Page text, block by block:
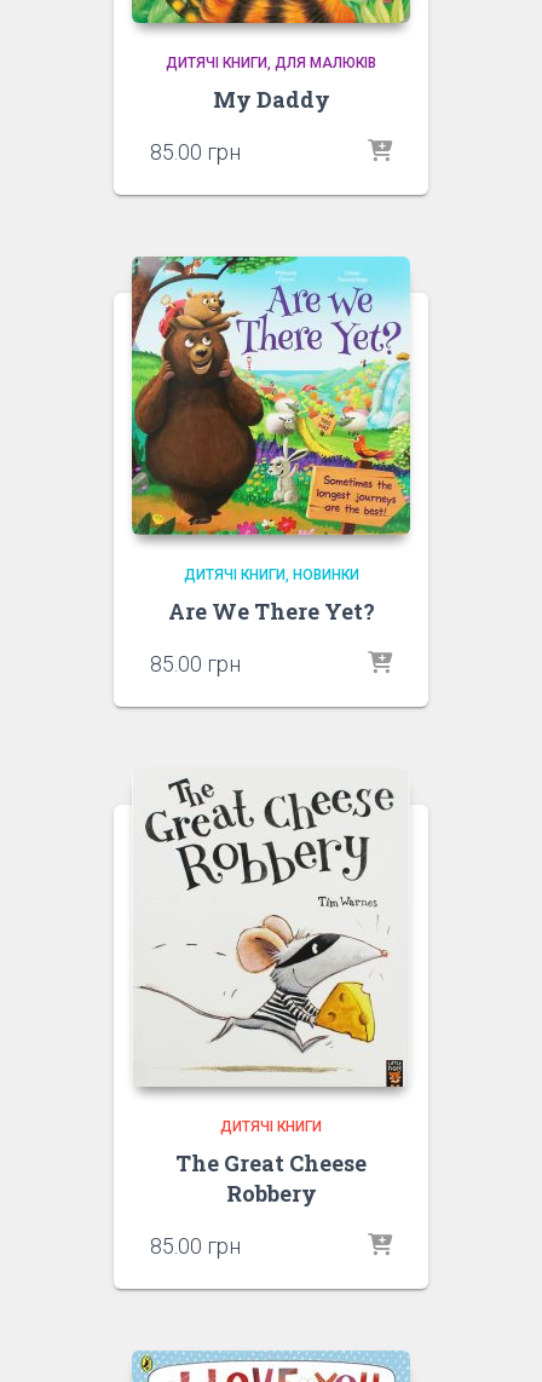
ДИТЯЧІ КНИГИ ДЛЯ МАЛЮКІВ
My Daddy
85.00 грн
ДИТЯЧІ КНИГИ НОВИНКИ
Are We There Yet?
85.00 грн
ДИТЯЧІ КНИГИ
The Great Cheese
Robbery
85.00 грн